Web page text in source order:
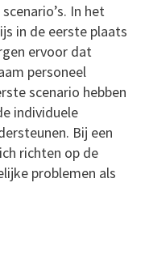
In het
in de eerste plaats
ervoor dat
personeel
scenario hebben
individuele
Bij een
richten op de
problemen als